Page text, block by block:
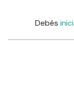
Debés